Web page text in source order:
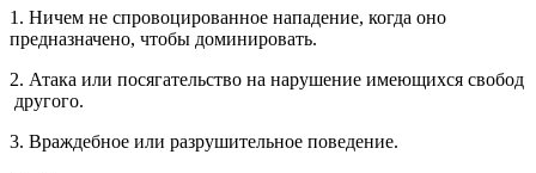
1. Ничем не спровоцированное нападение, когда оно
предназначено, чтобы доминировать.
2. Атака или посягательство на нарушение имеющихся свобод
другого.
3. Враждебное или разрушительное поведение.